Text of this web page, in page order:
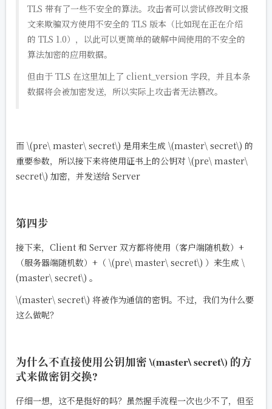
TLS 带有了一些不安全的算法。攻击者可以尝试修改明文报
文来欺骗双方使用不安全的 TLS 版本（比如现在正在介绍
的 TLS 1.0），以此可以更简单的破解中间使用的不安全的
算法加密的应用数据。
但由于 TLS 在这里加上了 client_version 字段，并且本条
数据将会被加密发送，所以实际上攻击者无法篡改。
而 \(pre\ master\ secret\) 是用来生成 \(master\ secret\) 的
重要参数，所以接下来将使用证书上的公钥对 \(pre\ master\
secret\) 加密，并发送给 Server
第四步
接下来，Client 和 Server 双方都将使用（客户端随机数）+
（服务器端随机数）+（ \(pre\ master\ secret\) ）来生成 \
(master\ secret\) 。
\(master\ secret\) 将被作为通信的密钥。不过，我们为什么要
这么做呢？
为什么不直接使用公钥加密\(master\ secret\) 的方
式来做密钥交换?
仔细一想，这不是挺好的吗？虽然握手流程一次也少不了，但至